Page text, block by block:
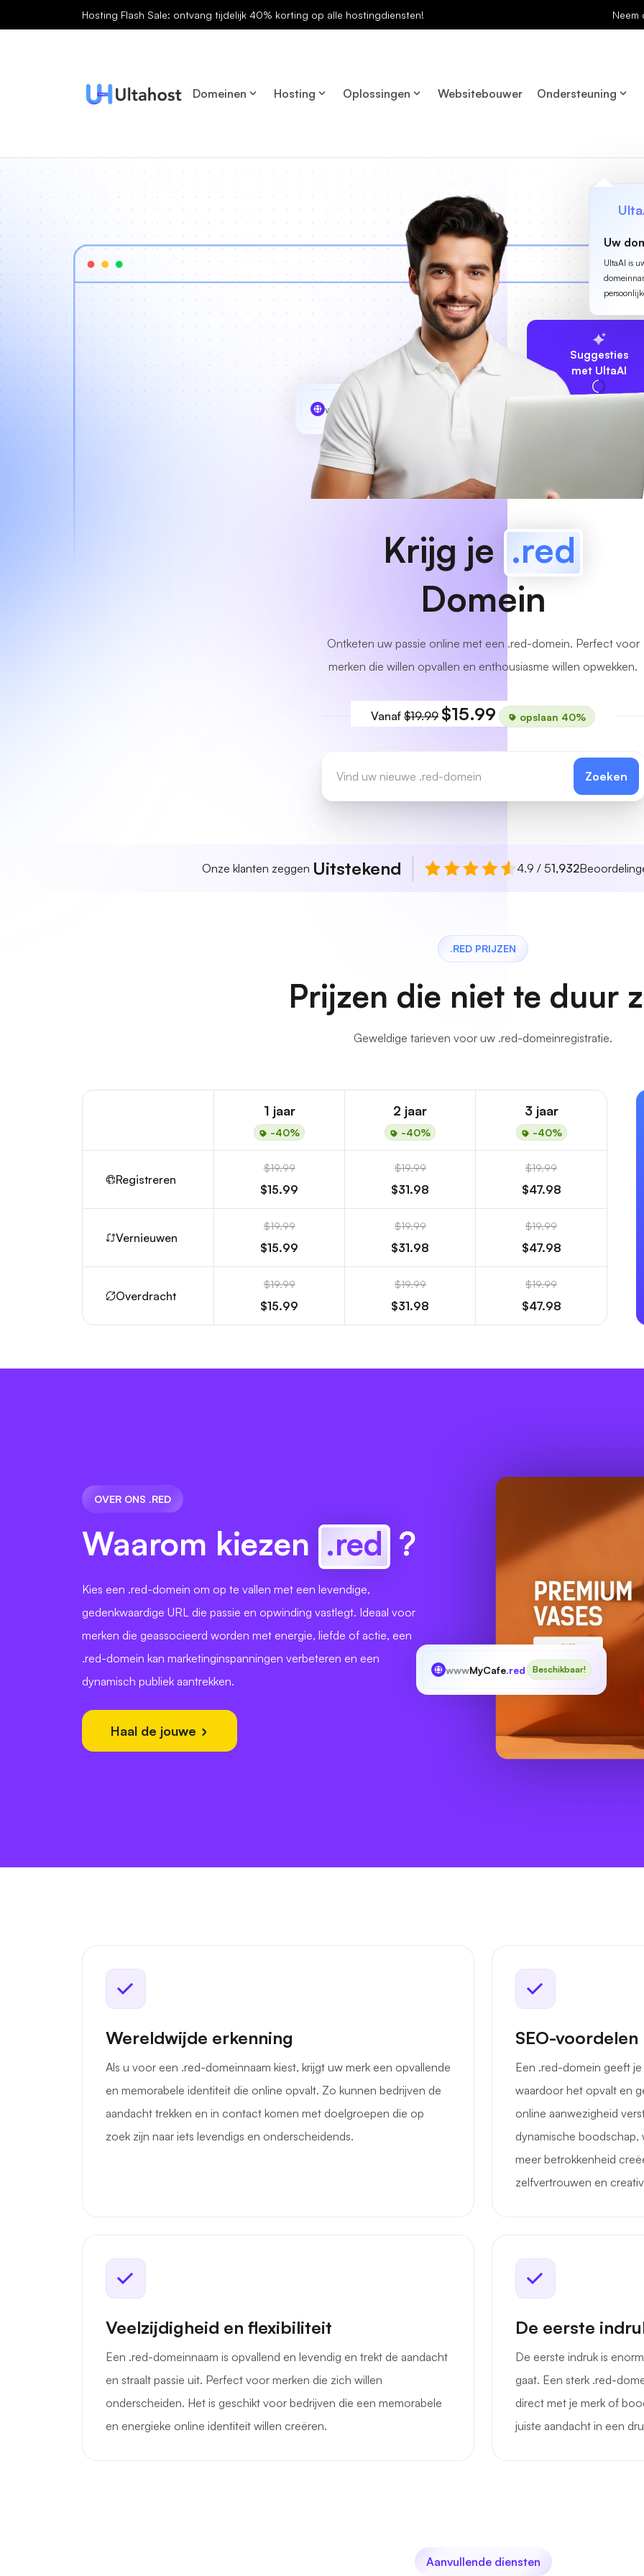
Hosting Flash Sale: ontvang tijdelijk 40% korting op alle hostingdiensten!
Domeinen Hosting Oplossingen Websitebouwer Ondersteuning
Uw
UltaAI is
Suggesties
met UltaAI
www MyCafe
Krijg je .red
Domein
Ontketen uw passie online met een .red-domein. Perfect voor
merken die willen opvallen en enthousiasme willen opwekken.
Vanaf $19.99 $15.99 opslaan 40%
Zoeken
Onze klanten zeggen Uitstekend 4.9 / 51,932
.RED PRIJZEN
Prijzen die niet te duur
Geweldige tarieven voor uw .red-domeinregistratie.
1 jaar
-40%
2 jaar
-40%
3 jaar
-40%
Registreren
$19.99
$15.99
$19.99
$31.98
$19.99
$47.98
Vernieuwen
$19.99
$15.99
$19.99
$31.98
$19.99
$47.98
Overdracht
$19.99
$15.99
$19.99
$31.98
$19.99
$47.98
OVER ONS .RED
Waarom kiezen .red ?
Kies een .red-domein om op te vallen met een levendige,
gedenkwaardige URL die passie en opwinding vastlegt. Ideaal voor
merken die geassocieerd worden met energie, liefde of actie, een
.red-domein kan marketinginspanningen verbeteren en een
dynamisch publiek aantrekken.
Haal de jouwe
wwwMyCafe.red Beschikbaar!
Wereldwijde erkenning
Als u voor een .red-domeinnaam kiest, krijgt uw merk een opvallende
en memorabele identiteit die online opvalt. Zo kunnen bedrijven de
aandacht trekken en in contact komen met doelgroepen die op
zoek zijn naar iets levendigs en onderscheidends.
SEO-voordelen
Een .red-domein geeft
waardoor het opvalt en
online aanwezigheid
dynamische boodschap,
meer betrokkenheid
zelfvertrouwen en
Veelzijdigheid en flexibiliteit
Een .red-domeinnaam is opvallend en levendig en trekt de aandacht
en straalt passie uit. Perfect voor merken die zich willen
onderscheiden. Het is geschikt voor bedrijven die een memorabele
en energieke online identiteit willen creëren.
De eerste
De eerste indruk is
gaat. Een sterk .red-
direct met je merk of
juiste aandacht in een
Aanvullende diensten